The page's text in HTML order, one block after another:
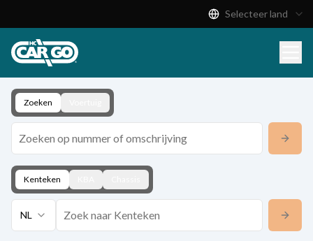
Download
Contact
Selecteer land
Zoeken
Kenteken
NL